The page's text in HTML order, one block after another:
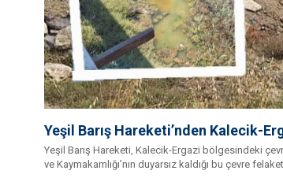
Yeşil Barış Hareketi’nden Kalecik-
Yeşil Barış Hareketi, Kalecik-Ergazi bölgesindeki
ve Kaymakamlığı’nın duyarsız kaldığı bu çevre